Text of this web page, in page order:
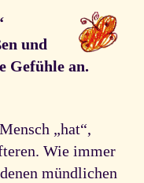
und
Gefühle an.
„hat“,
Wie immer
mündlichen